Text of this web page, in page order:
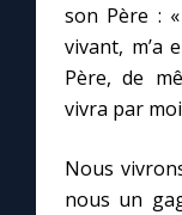
son Père :
vivant, m’a
Père, de
vivra par
Nous
nous un